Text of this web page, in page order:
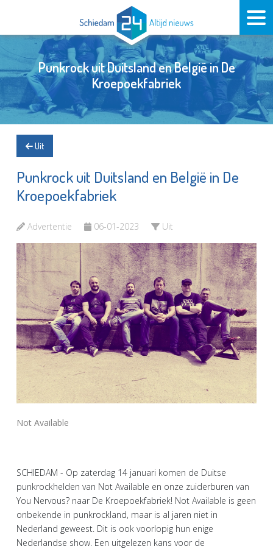
Punkrock uit Duitsland en België in De
Kroepoekfabriek
Uit
Punkrock uit Duitsland en België in De
Kroepoekfabriek
Advertentie 06-01-2023 Uit
Not Available
SCHIEDAM - Op zaterdag 14 januari komen de Duitse
punkrockhelden van Not Available en onze zuiderburen van
You Nervous? naar De Kroepoekfabriek! Not Available is geen
onbekende in punkrockland, maar is al jaren niet in
Nederland geweest. Dit is ook voorlopig hun enige
Nederlandse show. Een uitgelezen kans voor de